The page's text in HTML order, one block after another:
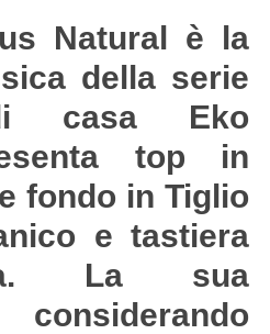
Natural è la
della serie
casa Eko
top in
fondo in Tiglio
e tastiera
La sua
considerando